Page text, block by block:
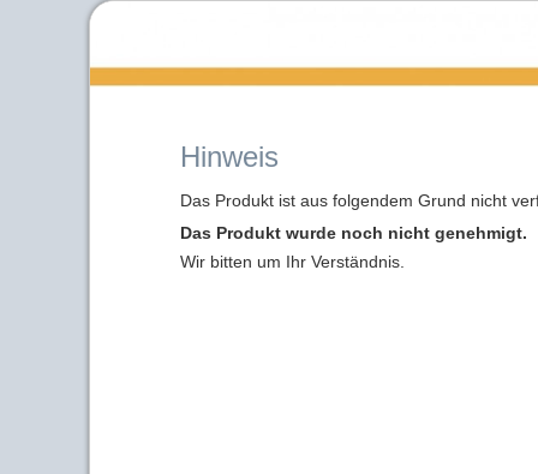
Hinweis
Das Produkt ist aus folgendem Grund nicht
Das Produkt wurde noch nicht genehmigt.
Wir bitten um Ihr Verständnis.